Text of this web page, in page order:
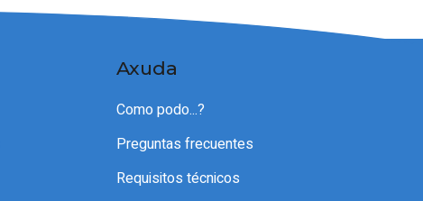
Axuda
Como podo...?
Preguntas frecuentes
Requisitos técnicos